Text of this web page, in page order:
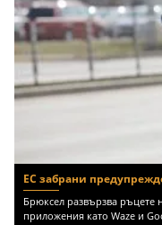
ЕС забрани
Брюксел развързва ръцете
приложения като Waze и